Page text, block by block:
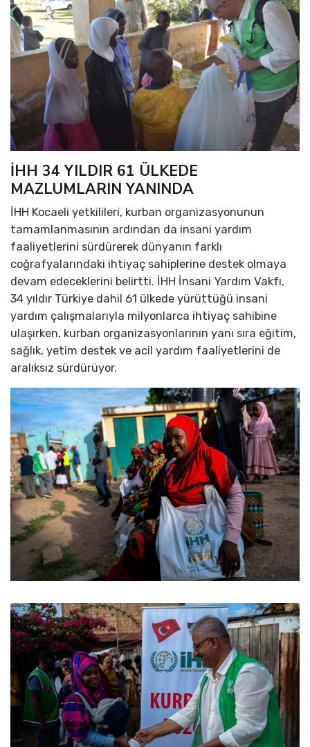
İHH 34 YILDIR 61 ÜLKEDE
MAZLUMLARIN YANINDA
İHH Kocaeli yetkilileri, kurban organizasyonunun
tamamlanmasının ardından da insani yardım
faaliyetlerini sürdürerek dünyanın farklı
coğrafyalarındaki ihtiyaç sahiplerine destek olmaya
devam edeceklerini belirtti. İHH İnsani Yardım Vakfı,
34 yıldır Türkiye dahil 61 ülkede yürüttüğü insani
yardım çalışmalarıyla milyonlarca ihtiyaç sahibine
ulaşırken, kurban organizasyonlarının yanı sıra eğitim,
sağlık, yetim destek ve acil yardım faaliyetlerini de
aralıksız sürdürüyor.